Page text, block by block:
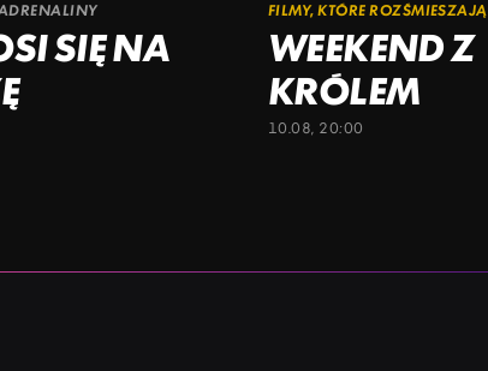
SIĘ NA
FILMY, KTÓRE ROZŚMIESZAJĄ
WEEKEND Z
KRÓLEM
10.08, 20:00